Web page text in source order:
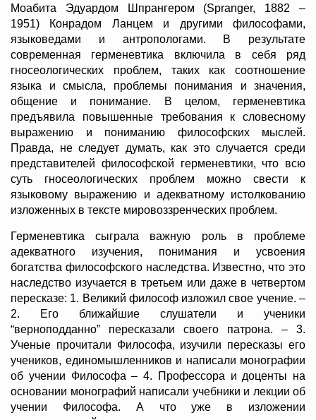
Моабита Эдуардом Шпрангером (Spranger, 1882 –
1951) Конрадом Ланцем и другими философами,
языковедами и антропологами. В результате
современная герменевтика включила в себя ряд
гносеологических проблем, таких как соотношение
языка и смысла, проблемы понимания и значения,
общение и понимание. В целом, герменевтика
предъявила повышенные требования к словесному
выражению и пониманию философских мыслей.
Правда, не следует думать, как это случается среди
представителей философской герменевтики, что всю
суть гносеологических проблем можно свести к
языковому выражению и адекватному истолкованию
изложенных в тексте мировоззренческих проблем.
Герменевтика сыграла важную роль в проблеме
адекватного изучения, понимания и усвоения
богатства философского наследства. Известно, что это
наследство изучается в третьем или даже в четвертом
пересказе: 1. Великий философ изложил свое учение. –
2. Его ближайшие слушатели и ученики
“верноподданно” пересказали своего патрона. – 3.
Ученые прочитали Философа, изучили пересказы его
учеников, единомышленников и написали монографии
об учении Философа – 4. Профессора и доценты на
основании монографий написали учебники и лекции об
учении Философа. А что уже в изложении